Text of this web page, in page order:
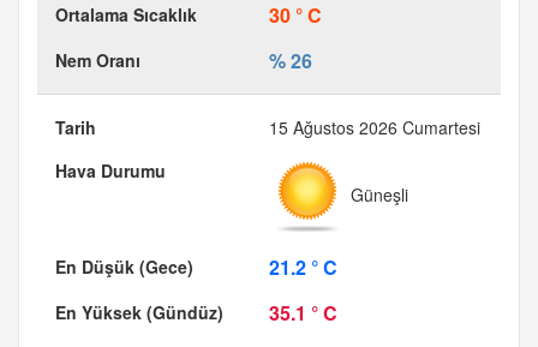
30 ° C
% 26
15 Ağustos 2026 Cumartesi
Güneşli
21.2 ° C
35.1 ° C